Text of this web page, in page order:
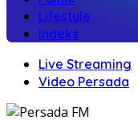
Lifestyle
Indeks
Live Streaming
Video Persada